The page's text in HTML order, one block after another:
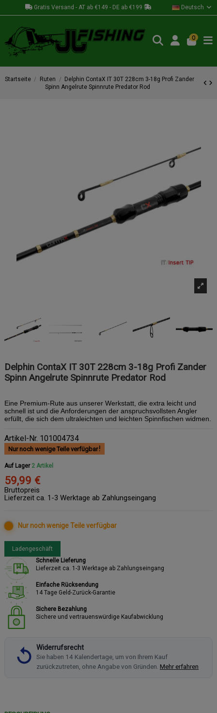
Gratis Versand - AT ab €149 - DE ab €199 Deutsch
0
Startseite Ruten
Delphin ContaX IT 30T 228cm 3-18g Profi Zander
Spinn Angelrute Spinnrute Predator Rod
Delphin ContaX IT 30T 228cm 3-18g Profi Zander
Spinn Angelrute Spinnrute Predator Rod
Eine Premium-Rute aus unserer Werkstatt, die extra leicht und
schnell ist und die Anforderungen der anspruchsvollsten Angler
erfüllt, die sich dem ultraleichten und leichten Spinnfischen widmen.
Artikel-Nr. 101004734
Nur noch wenige Teile verfügbar
Auf Lager 2 Artikel
59,99 €
Bruttopreis
Lieferzeit ca. 1-3 Werktage ab Zahlungseingang
Nur noch wenige Teile verfügbar
Ladengeschäft
Schnelle Lieferung
Lieferzeit ca. 1-3 Werktage ab Zahlungseingang
Einfache Rücksendung
14 Tage Geld-Zurück-Garantie
Sichere Bezahlung
Sichere und vertrauenswürdige Kaufabwicklung
Widerrufsrecht
Sie haben 14 Kalendertage, um von Ihrem Kauf
zurückzutreten, ohne Angabe von Gründen. Mehr erfahren